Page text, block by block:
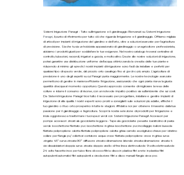
Sistemi Irrigazione Panagri - Tutto sull'irrigazione e il giardinaggio Benvenuti su Sistemi Irrigazione
Panagri, il punto di riferimento per tutto ciò che riguarda l'irrigazione e il giardinaggio. Offriamo migliaia
di articoli per impianti di irrigazione del giardino e dell'orto, oltre a soluzioni avanzate per l'agricoltura
di precisione. Sia che tu sia un hobbista appassionato di giardinaggio o un agricoltore professionista,
abbiamo i prodotti giusti per soddisfare le tue esigenze. Nel nostro catalogo troverai centraline di
controllo, tubazioni, raccordi, irrigatori a goccia, e molto altro. Grazie alle nostre soluzioni di irrigazione,
potrai garantire una distribuzione uniforme dell'acqua, ottimizzando la crescita delle tue piante e
riducendo al minimo gli sprechi. I nostri impianti di irrigazione sono facili da installare e perfetti per
qualsiasi tipo di spazio verde, dal piccolo orto casalingo fino al giardinopiù ampio. L'agricoltura di
precisione è uno degli aspetti su cui Panagri punta maggiormente. Le nostre tecnologie avanzate
permettono di gestire in maniera efficiente l'irrigazione, assicurando che ogni pianta riceva la giusta
quantità di acqua al momento opportuno. Questo approccio consente di migliorare la resa delle
colture e ridurre il consumo di risorse, con un notevole impatto positivo sia sull'ambiente che sui costi.
Da Sistemi Irrigazione Panagri trovi tutto il necessario per progettare, installare e gestire impianti di
irrigazione di alta qualità. I nostri esperti sono pronti a consigliarti sulle soluzioni più adatte, affinché il
tuo giardino o il tuo orto prosperino in tutte le stagioni. Affidati a noi per ottenere il massimo dalla tua
passione per il giardinaggio e l'agricoltura. Scopri la nostra selezione di prodotti per l'irrigazione e
inizia oggi stesso a trasformare i tuoi spazi verdi con Sistemi Irrigazione Panagri! Accessori per
pompe accessori zincati ala gocciolante leggera - Tape ala gocciolante pesante barattolino di pasta
verde bocchettone filettato pvc bocchettone in ghisa bocchettone pvc incollaggio bulloni bussola
filettata polipropilene calotta filettata polipropilene calotta ghisa carrello avvolgitubo chiave per idratino
collare per flangia pv/ collettori contatore acqua croce filettata polipropilene croce in ghisa curva
zingata 45° curva zincata 90° diffusore zincato diramazione laterale zincata diramazione zincata 4
vie dissabbiatori doppia curva zincata doppio anello di fine linea elettrovalvole 9 volts elettrovalvole
24 volts fascette inox per tubo fibra di cocco filtri a disco in plastica filtri a rete in plastica filtri
autopulenti automatici filtri autopulenti a circolazione filtri a disco manuali flangia cieca pvc.